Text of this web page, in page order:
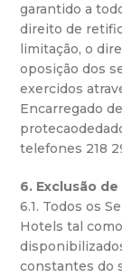
garantido a
direito de
limitação, o
oposição dos
exercidos
Encarregado
telefones 218
6. Exclusão
6.1. Todos os
Hotels tal
constantes do